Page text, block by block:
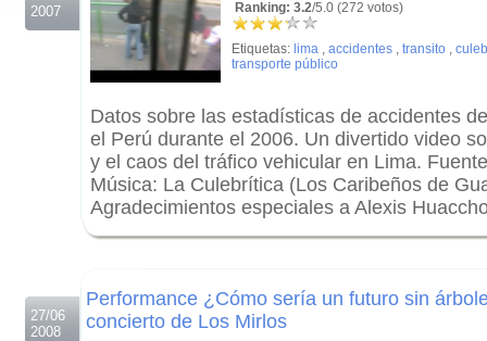
2007
Ranking: 3.2/5.0 (272 votos)
Etiquetas: lima , accidentes , transito ,
transporte público
Datos sobre las estadísticas de accidentes
el Perú durante el 2006. Un divertido video
y el caos del tráfico vehicular en Lima.
Música: La Culebrítica (Los Caribeños de
Agradecimientos especiales a Alexis
27/06
2008
Performance ¿Cómo sería un futuro sin
concierto de Los Mirlos